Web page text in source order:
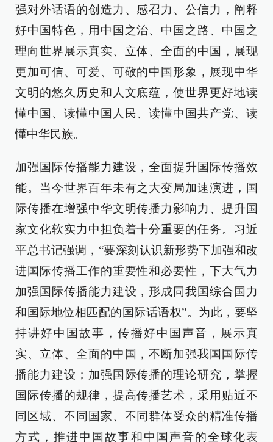
强对外话语的创造力、感召力、公信力，阐释
好中国特色，用中国之治、中国之路、中国之
理向世界展示真实、立体、全面的中国，展现
更加可信、可爱、可敬的中国形象，展现中华
文明的悠久历史和人文底蕴，使世界更好地读
懂中国、读懂中国人民、读懂中国共产党、读
懂中华民族。
加强国际传播能力建设，全面提升国际传播效
能。当今世界百年未有之大变局加速演进，国
际传播在增强中华文明传播力影响力、提升国
家文化软实力中担负着十分重要的任务。习近
平总书记强调，“要深刻认识新形势下加强和改
进国际传播工作的重要性和必要性，下大气力
加强国际传播能力建设，形成同我国综合国力
和国际地位相匹配的国际话语权”。为此，要坚
持讲好中国故事，传播好中国声音，展示真
实、立体、全面的中国，不断加强我国国际传
播能力建设；加强国际传播的理论研究，掌握
国际传播的规律，提高传播艺术，采用贴近不
同区域、不同国家、不同群体受众的精准传播
方式，推进中国故事和中国声音的全球化表